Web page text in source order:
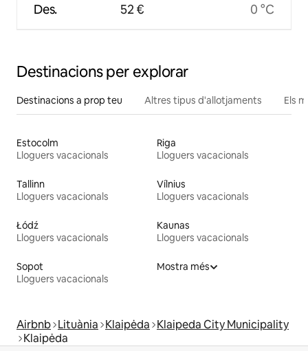
Des. 52 € 0 °C
Destinacions per explorar
Destinacions a prop teu Altres tipus d'allotjaments Els
Estocolm
Lloguers vacacionals
Riga
Lloguers vacacionals
Tallinn
Lloguers vacacionals
Vílnius
Lloguers vacacionals
Łódź
Lloguers vacacionals
Kaunas
Lloguers vacacionals
Sopot
Lloguers vacacionals
Mostra més
Airbnb Lituània Klaipėda Klaipeda City Municipality
Klaipėda